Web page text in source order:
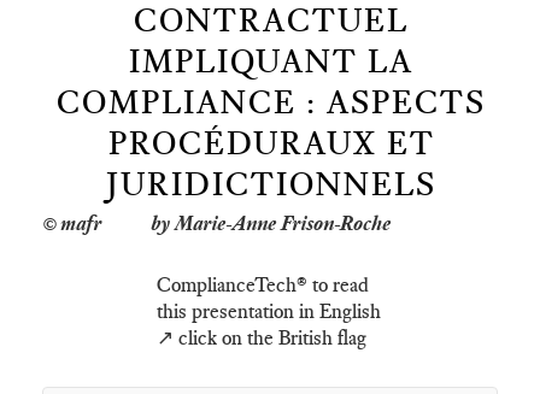
CONTRACTUEL
IMPLIQUANT LA
COMPLIANCE : ASPECTS
PROCÉDURAUX ET
JURIDICTIONNELS
by Marie-Anne Frison-Roche
ComplianceTech®️ to read
this presentation in English
↗️ click on the British flag